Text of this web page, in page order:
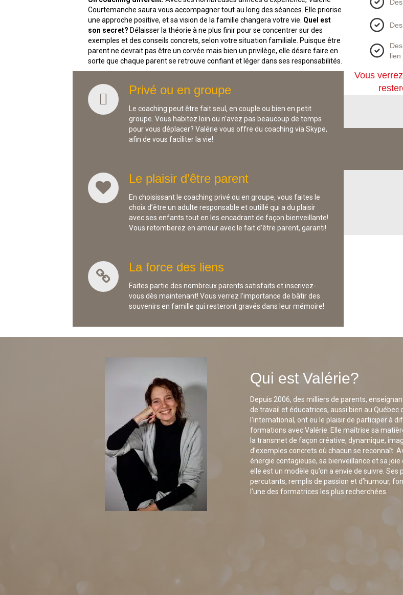
Courtemanche saura vous accompagner tout au long des séances. Elle priorise
une approche positive, et sa vision de la famille changera votre vie. Quel est
son secret? Délaisser la théorie à ne plus finir pour se concentrer sur des
exemples et des conseils concrets, selon votre situation familiale. Puisque être
parent ne devrait pas être un corvée mais bien un privilège, elle désire faire en
sorte que chaque parent se retrouve confiant et léger dans ses responsabilités.
Privé ou en groupe
Le coaching peut être fait seul, en couple ou bien en petit
groupe. Vous habitez loin ou n’avez pas beaucoup de temps
pour vous déplacer? Valérie vous offre du coaching via Skype,
afin de vous faciliter la vie!
Le plaisir d'être parent
En choisissant le coaching privé ou en groupe, vous faites le
choix d’être un adulte responsable et outillé qui a du plaisir
avec ses enfants tout en les encadrant de façon bienveillante!
Vous retomberez en amour avec le fait d’être parent, garanti!
La force des liens
Faites partie des nombreux parents satisfaits et inscrivez-
vous dès maintenant! Vous verrez l’importance de bâtir des
souvenirs en famille qui resteront gravés dans leur mémoire!
lien
Vous
Qui est Valérie?
Depuis 2006, des milliers de parents,
de travail et éducatrices, aussi bien au Québec
l'international, ont eu le plaisir de participer à
formations avec Valérie. Elle maîtrise sa
la transmet de façon créative, dynamique,
d’exemples concrets où chacun se reconnaît.
énergie contagieuse, sa bienveillance et sa joie
elle est un modèle qu’on a envie de suivre. Ses
percutants, remplis de passion et d’humour,
l’une des formatrices les plus recherchées.